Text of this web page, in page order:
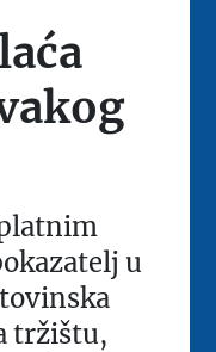
u
tržištu,